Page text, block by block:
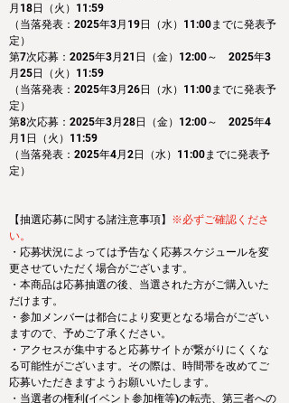
月18日（火）11:59
（当落発表：2025年3月19日（水）11:00までに発表予
定）
第7次応募：2025年3月21日（金）12:00～　2025年3
月25日（火）11:59
（当落発表：2025年3月26日（水）11:00までに発表予
定）
第8次応募：2025年3月28日（金）12:00～　2025年4
月1日（火）11:59
（当落発表：2025年4月2日（水）11:00までに発表予
定）
【抽選応募に関する諸注意事項】 ※必ずご確認くださ
い。
・応募状況によっては予告なく応募スケジュールを変
更させていただく場合がございます。
・本商品は応募抽選の後、当選された方がご購入いた
だけます。
・参加メンバーは都合により変更となる場合がござい
ますので、予めご了承ください。
・アクセスが集中すると応募サイトが繋がりにくくな
る可能性がございます。その際は、時間帯を改めてご
応募いただきますようお願いいたします。
・当選者の権利(イベント参加権等)の転売、第三者への